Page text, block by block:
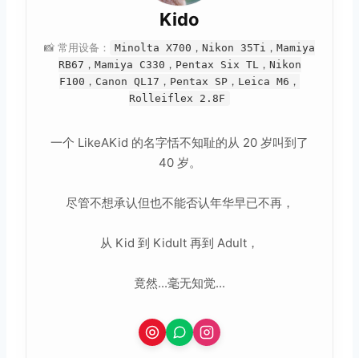
Kido
📸 常用设备：
Minolta X700，Nikon 35Ti，Mamiya
RB67，Mamiya C330，Pentax Six TL，Nikon
F100，Canon QL17，Pentax SP，Leica M6，
Rolleiflex 2.8F
一个 LikeAKid 的名字恬不知耻的从 20 岁叫到了
40 岁。
尽管不想承认但也不能否认年华早已不再，
从 Kid 到 Kidult 再到 Adult，
竟然...毫无知觉...